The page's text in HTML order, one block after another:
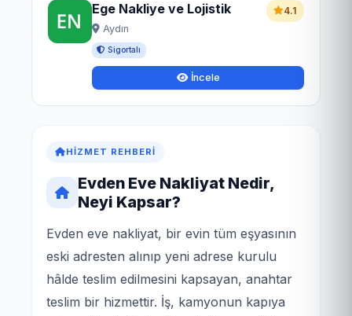
Ege Nakliye ve Lojistik
Aydın
4.1
Sigortalı
İncele
HIZMET REHBERI
Evden Eve Nakliyat Nedir,
Neyi Kapsar?
Evden eve nakliyat, bir evin tüm eşyasının
eski adresten alınıp yeni adrese kurulu
hâlde teslim edilmesini kapsayan, anahtar
teslim bir hizmettir. İş, kamyonun kapıya